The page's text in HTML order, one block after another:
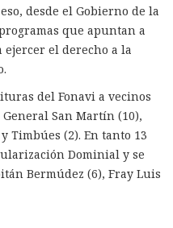
desde el Gobierno de la
que apuntan a
ejercer el derecho a la
del Fonavi a vecinos
San Martín (10),
Timbúes (2). En tanto 13
Dominial y se
Bermúdez (6), Fray Luis